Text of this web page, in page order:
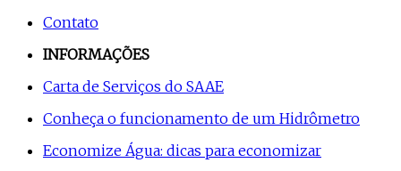
Contato
INFORMAÇÕES
Carta de Serviços do SAAE
Conheça o funcionamento de um Hidrômetro
Economize Água: dicas para economizar